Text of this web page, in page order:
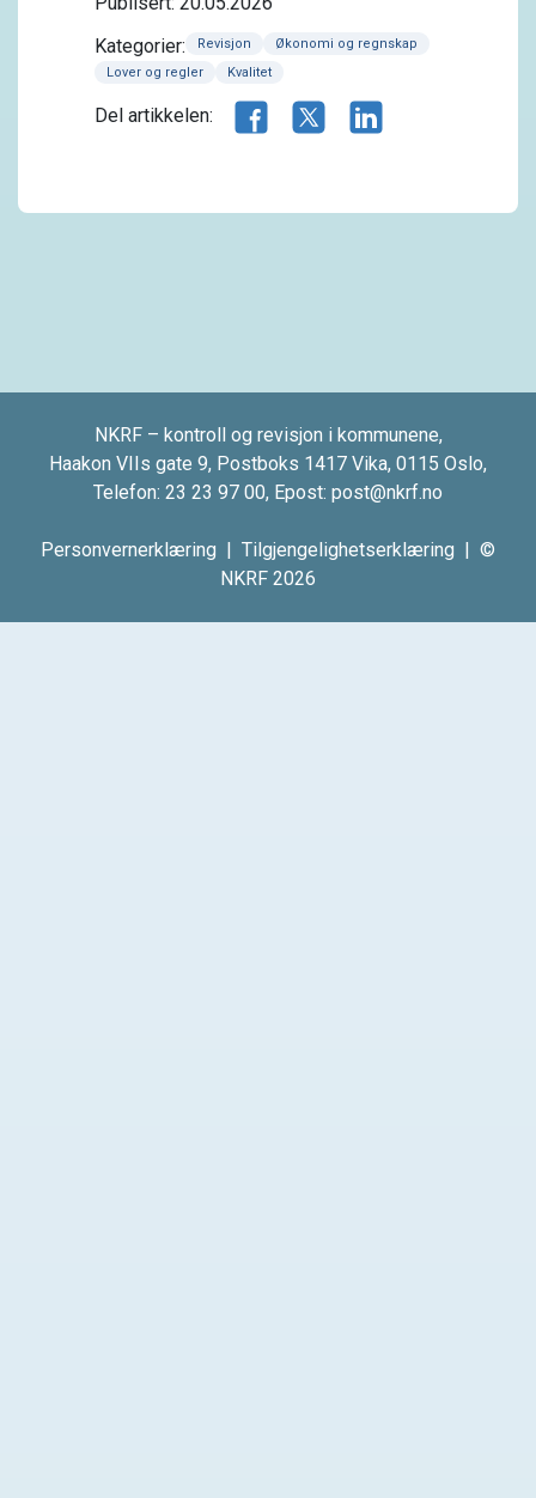
Kategorier:
Revisjon
Økonomi og regnskap
Lover og regler
Kvalitet
Del artikkelen: Del artikkelen på Facebook
Del artikkelen på X.com
NKRF – kontroll og revisjon i kommunene,
Haakon VIIs gate 9, Postboks 1417 Vika, 0115 Oslo,
Telefon: 23 23 97 00, Epost: post@nkrf.no
Personvernerklæring | Tilgjengelighetserklæring | ©
NKRF 2026